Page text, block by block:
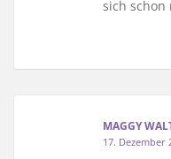
sich schon
MAGGY
17. Dezember